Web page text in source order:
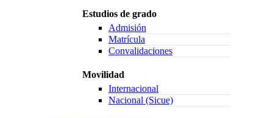
Estudios de grado
Admisión
Matrícula
Convalidaciones
Movilidad
Internacional
Nacional (Sicue)